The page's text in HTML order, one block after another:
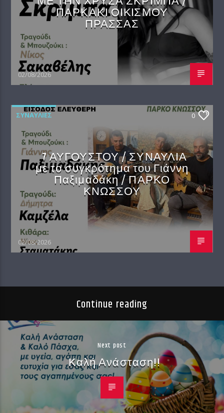
ΠΑΡΚΑΚΙ ΟΙΚIΣΜΟΥ
ΠΡΑΣΣΑΣ
02/08/2026
ΣΥΝΑΥΛΊΕΣ 0
7 ΑΥΓΟΥΣΤΟΥ / ΣΥΝΑΥΛΙΑ
με το συγκρότημα του Γιάννη
Παξιμαδάκη / ΠΑΡΚΟ
ΚΝΩΣΣΟΥ
02/08/2026
Continue reading
Next post
Καλή Ανάσταση!!